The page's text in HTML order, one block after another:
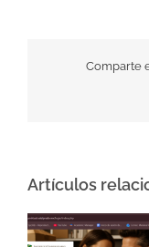
Comparte
Artículos